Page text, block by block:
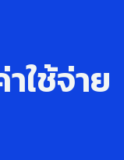
ใช้จ่าย